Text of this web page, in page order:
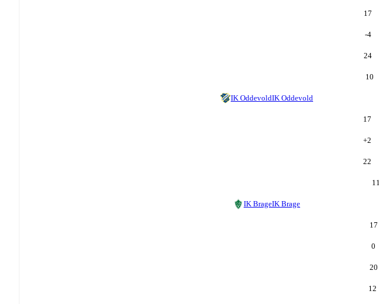
17
-4
24
10
IK OddevoldIK Oddevold
17
+2
22
11
IK BrageIK Brage
17
0
20
12